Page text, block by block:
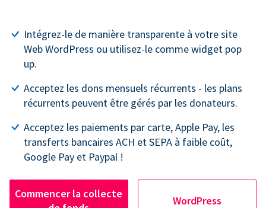
Intégrez-le de manière transparente à votre site
Web WordPress ou utilisez-le comme widget pop
up.
Acceptez les dons mensuels récurrents - les plans
récurrents peuvent être gérés par les donateurs.
Acceptez les paiements par carte, Apple Pay, les
transferts bancaires ACH et SEPA à faible coût,
Google Pay et Paypal !
Commencer la collecte
WordPress